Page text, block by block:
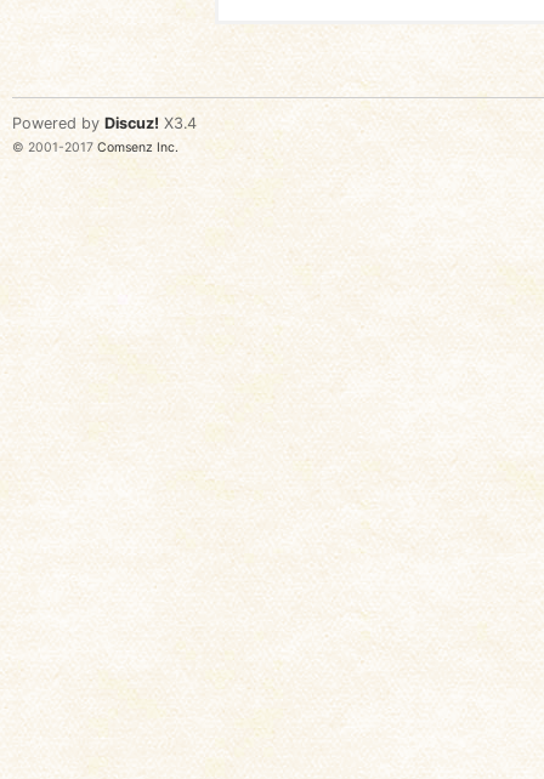
Powered by Discuz! X3.4
© 2001-2017 Comsenz Inc.